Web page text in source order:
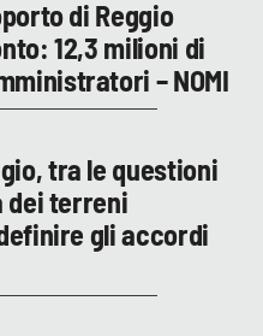
di Reggio
12,3 milioni di
– NOMI
tra le questioni
dei terreni
gli accordi